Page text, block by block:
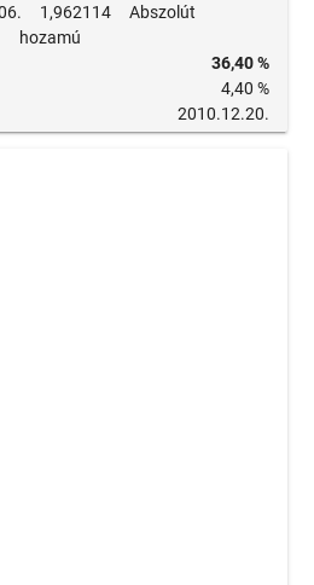
1,962114 Abszolút
hozamú
36,40 %
4,40 %
2010.12.20.